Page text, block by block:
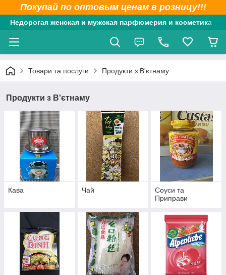
Покупай по оптовым ценам в розницу!!!
Недорогая женская и мужская парфюмерия и косметика
Товари та послуги Продукти з В'єтнаму
Продукти з В'єтнаму
Кава Чай
Соуси та
Приправи